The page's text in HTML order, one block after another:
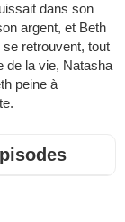
dans son
argent, et Beth
retrouvent, tout
de la vie, Natasha
peine à